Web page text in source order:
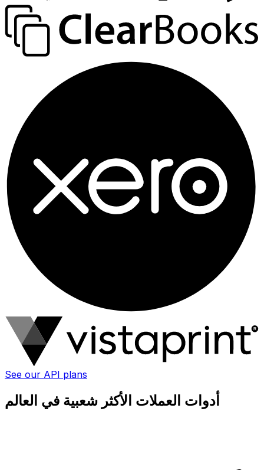
See our API plans
أدوات العملات الأكثر شعبية في العالم